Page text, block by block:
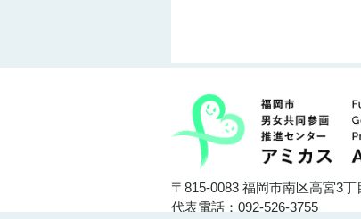
〒815-0083 福岡市南区高宮3丁
代表電話：092-526-3755